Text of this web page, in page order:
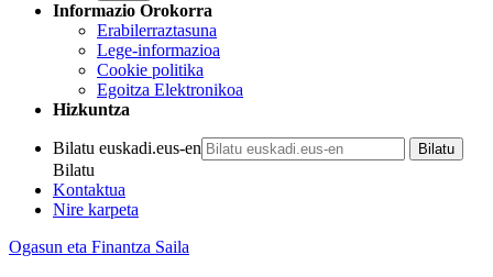
Informazio Orokorra
Erabilerraztasuna
Lege-informazioa
Cookie politika
Egoitza Elektronikoa
Hizkuntza
Bilatu euskadi.eus-en
Bilatu
Kontaktua
Nire karpeta
Ogasun eta Finantza Saila